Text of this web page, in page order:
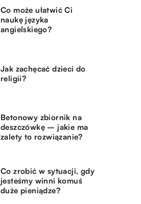
Co może ułatwić Ci
naukę języka
angielskiego?
Jak zachęcać dzieci do
religii?
Betonowy zbiornik na
deszczówkę – jakie ma
zalety to rozwiązanie?
Co zrobić w sytuacji, gdy
jesteśmy winni komuś
duże pieniądze?